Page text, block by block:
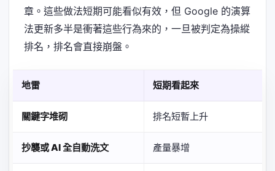
章。這些做法短期可能看似有效，但 Google 的演算
法更新多半是衝著這些行為來的，一旦被判定為操縱
排名，排名會直接崩盤。
地雷 短期看起來
關鍵字堆砌 排名短暫上升
抄襲或 AI 全自動洗文 產量暴增